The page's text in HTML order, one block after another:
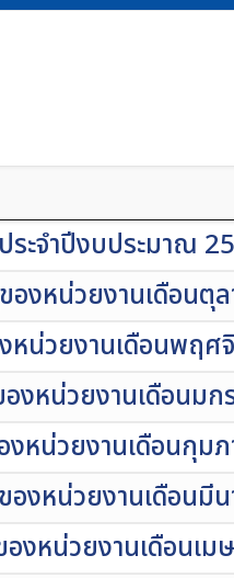
ระจำปีงบประมาณ
องหน่วยงานเดือนตุ
หน่วยงานเดือนพฤศ
งหน่วยงานเดือนม
งหน่วยงานเดือนกุม
องหน่วยงานเดือนมี
งหน่วยงานเดือนเม